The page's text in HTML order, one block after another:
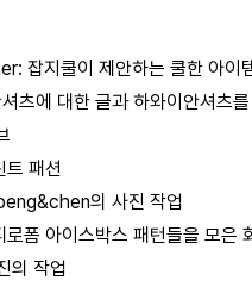
잡지쿨이 제안하는 쿨한 아이
츠에 대한 글과 하와이안셔츠
패션
의 사진 작업
폼 아이스박스 패턴들을 모은
의 작업